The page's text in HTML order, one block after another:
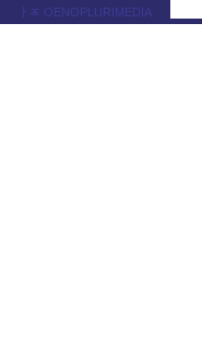
ￂﾮ OENOPLURIMEDIA